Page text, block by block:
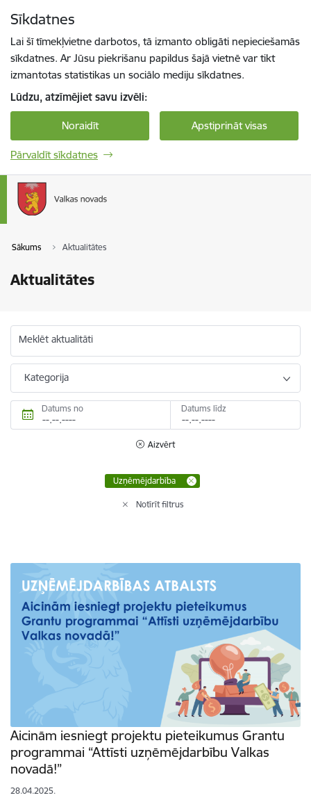
Sīkdatnes
Lai šī tīmekļvietne darbotos, tā izmanto obligāti nepieciešamās
sīkdatnes. Ar Jūsu piekrišanu papildus šajā vietnē var tikt
izmantotas statistikas un sociālo mediju sīkdatnes.
Lūdzu, atzīmējiet savu izvēli:
Noraidīt Apstiprināt visas
Pārvaldīt sīkdatnes
Sākums Aktualitātes
Aktualitātes
Meklēt aktualitāti
Kategorija
Datums no Datums līdz
Aizvērt
Uzņēmējdarbība
Notīrīt filtrus
Aicinām iesniegt projektu pieteikumus Grantu
programmai “Attīsti uzņēmējdarbību Valkas
novadā!”
28.04.2025.